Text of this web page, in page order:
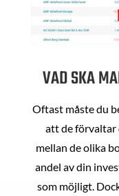
VAD SKA
Oftast måste du
att de förvaltar
mellan de olika
andel av din
som möjligt.